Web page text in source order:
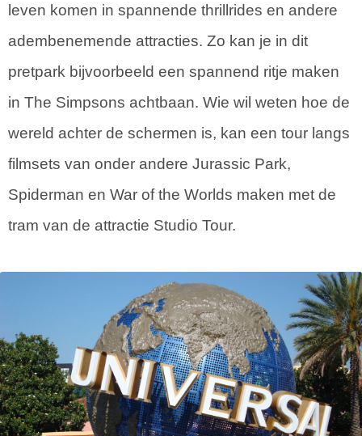
leven komen in spannende thrillrides en andere
adembenemende attracties. Zo kan je in dit
pretpark bijvoorbeeld een spannend ritje maken
in The Simpsons achtbaan. Wie wil weten hoe de
wereld achter de schermen is, kan een tour langs
filmsets van onder andere Jurassic Park,
Spiderman en War of the Worlds maken met de
tram van de attractie Studio Tour.